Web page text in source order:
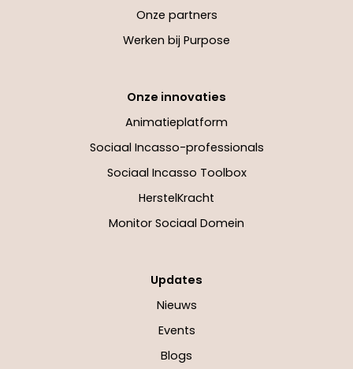
Onze partners
Werken bij Purpose
Onze innovaties
Animatieplatform
Sociaal Incasso-professionals
Sociaal Incasso Toolbox
HerstelKracht
Monitor Sociaal Domein
Updates
Nieuws
Events
Blogs